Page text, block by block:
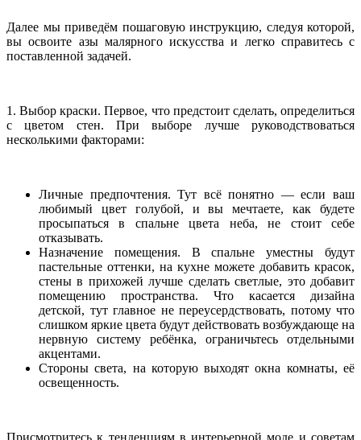
Далее мы приведём пошаговую инструкцию, следуя которой,
вы освоите азы малярного искусства и легко справитесь с
поставленной задачей.
1. Выбор краски. Первое, что предстоит сделать, определиться
с цветом стен. При выборе лучше руководствоваться
несколькими факторами:
Личные предпочтения. Тут всё понятно — если ваш
любимый цвет голубой, и вы мечтаете, как будете
просыпаться в спальне цвета неба, не стоит себе
отказывать.
Назначение помещения. В спальне уместны будут
пастельные оттенки, на кухне можете добавить красок,
стены в прихожей лучше сделать светлые, это добавит
помещению пространства. Что касается дизайна
детской, тут главное не переусердствовать, потому что
слишком яркие цвета будут действовать возбуждающе на
нервную систему ребёнка, ограничьтесь отдельными
акцентами.
Стороны света, на которую выходят окна комнаты, её
освещенность.